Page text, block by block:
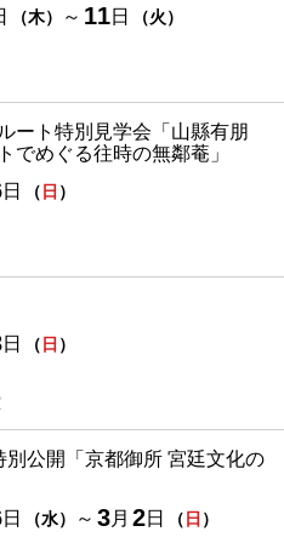
（木） ～ 11日 （火）
ート特別見学会「山縣有朋
でめぐる往時の無鄰菴」
日 （日 ）
日 （日 ）
別公開「京都御所 宮廷文化の
日 （水） ～ 3月 2日 （日 ）